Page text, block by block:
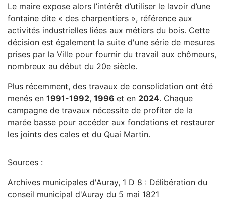
Le maire expose alors l’intérêt d’utiliser le lavoir d’une
fontaine dite « des charpentiers », référence aux
activités industrielles liées aux métiers du bois. Cette
décision est également la suite d'une série de mesures
prises par la Ville pour fournir du travail aux chômeurs,
nombreux au début du 20e siècle.
Plus récemment, des travaux de consolidation ont été
menés en 1991-1992, 1996 et en 2024. Chaque
campagne de travaux nécessite de profiter de la
marée basse pour accéder aux fondations et restaurer
les joints des cales et du Quai Martin.
Sources :
Archives municipales d'Auray, 1 D 8 : Délibération du
conseil municipal d'Auray du 5 mai 1821